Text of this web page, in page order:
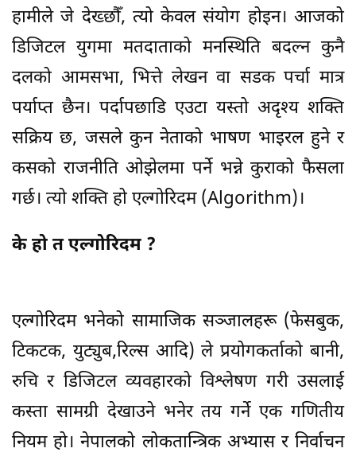
हामीले जे देख्छौँ, त्यो केवल संयोग होइन। आजको
डिजिटल युगमा मतदाताको मनस्थिति बदल्न कुनै
दलको आमसभा, भित्ते लेखन वा सडक पर्चा मात्र
पर्याप्त छैन। पर्दापछाडि एउटा यस्तो अदृश्य शक्ति
सक्रिय छ, जसले कुन नेताको भाषण भाइरल हुने र
कसको राजनीति ओझेलमा पर्ने भन्ने कुराको फैसला
गर्छ। त्यो शक्ति हो एल्गोरिदम (Algorithm)।
के हो त एल्गोरिदम ?
एल्गोरिदम भनेको सामाजिक सञ्जालहरू (फेसबुक,
टिकटक, युट्युब,रिल्स आदि) ले प्रयोगकर्ताको बानी,
रुचि र डिजिटल व्यवहारको विश्लेषण गरी उसलाई
कस्ता सामग्री देखाउने भनेर तय गर्ने एक गणितीय
नियम हो। नेपालको लोकतान्त्रिक अभ्यास र निर्वाचन